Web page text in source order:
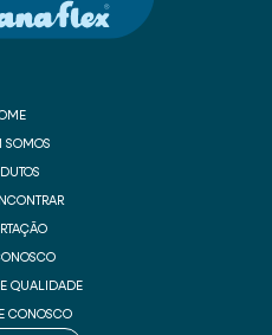
SOMOS
QUALIDADE
CONOSCO